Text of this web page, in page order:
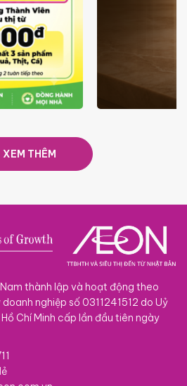
6/8 - 31/10
ƯU
XEM THÊM
thành lập và hoạt động theo
nghiệp số 0311241512 do Uỷ
Chí Minh cấp lần đầu tiên ngày